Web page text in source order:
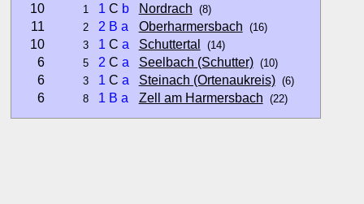
10 1 1 C b Nordrach (8)
11 2 2 B a Oberharmersbach (16)
10 3 1 C a Schuttertal (14)
6 5 2 C a Seelbach (Schutter) (10)
6 3 1 C a Steinach (Ortenaukreis) (6)
6 8 1 B a Zell am Harmersbach (22)